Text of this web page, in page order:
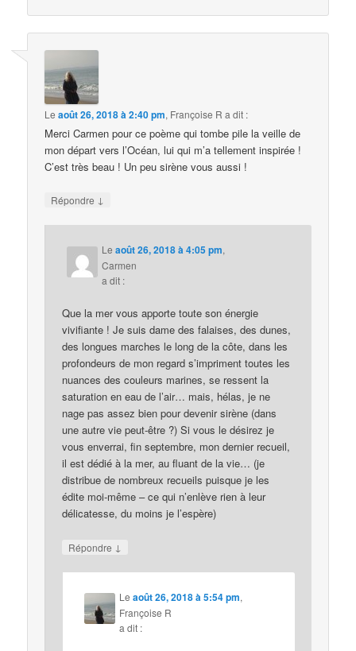
Leaoût 26, 2018 à 2:40 pm, Françoise R a dit :
Merci Carmen pour ce poème qui tombe pile la veille de
mon départ vers l’Océan, lui qui m’a tellement inspirée !
C’est très beau ! Un peu sirène vous aussi !
Répondre ↓
Leaoût 26, 2018 à 4:05 pm,
Carmen
a dit :
Que la mer vous apporte toute son énergie
vivifiante ! Je suis dame des falaises, des dunes,
des longues marches le long de la côte, dans les
profondeurs de mon regard s’impriment toutes les
nuances des couleurs marines, se ressent la
saturation en eau de l’air… mais, hélas, je ne
nage pas assez bien pour devenir sirène (dans
une autre vie peut-être ?) Si vous le désirez je
vous enverrai, fin septembre, mon dernier recueil,
il est dédié à la mer, au fluant de la vie… (je
distribue de nombreux recueils puisque je les
édite moi-même – ce qui n’enlève rien à leur
délicatesse, du moins je l’espère)
Répondre ↓
Leaoût 26, 2018 à 5:54 pm,
Françoise R
a dit :